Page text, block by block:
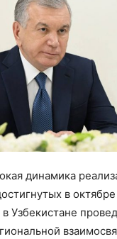
динамика
в
Узбекистане